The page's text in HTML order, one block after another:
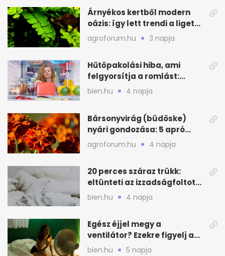
Árnyékos kertből modern
oázis: így lett trendi a ligetes
zöld
agroforum.hu 3 napja
Hűtőpakolási hiba, ami
felgyorsítja a romlást:
zónákra figyelj
bien.hu 4 napja
Bársonyvirág (büdöske)
nyári gondozása: 5 apró
lépés a dús virágzásért
agroforum.hu 4 napja
20 perces száraz trükk:
eltünteti az izzadságfoltot
és a szagot a matracról
bien.hu 4 napja
Egész éjjel megy a
ventilátor? Ezekre figyelj a
hőségben alvásnál
bien.hu 5 napja